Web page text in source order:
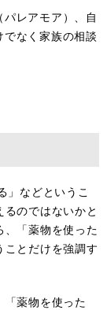
レアモア）、自
なく家族の相談
」などというこ
のではないかと
、「薬物を使った
ことだけを強調す
薬物を使った